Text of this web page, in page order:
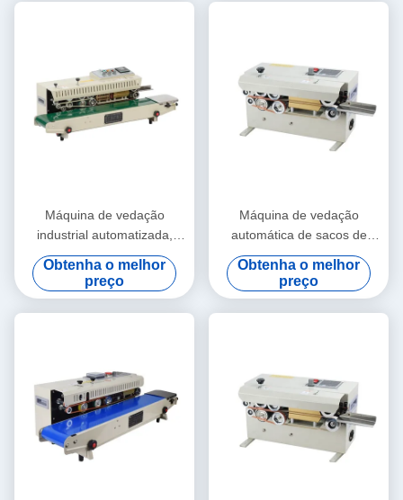
Máquina de vedação
industrial automatizada,
selante térmico de banda
contínua resistente à fadiga
Obtenha o melhor
preço
Máquina de vedação
automática de sacos de
plástico industriais Tipo
acionado a eletricidade
Amigável ao ambiente
Obtenha o melhor
preço